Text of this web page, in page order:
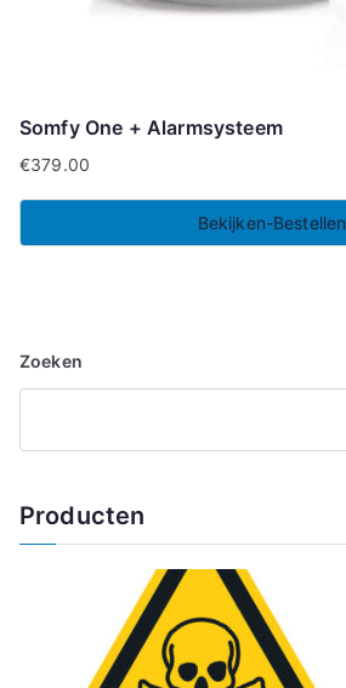
Somfy One + Alarmsysteem
€379.00
Bekijken-Bestellen
Zoeken
Producten